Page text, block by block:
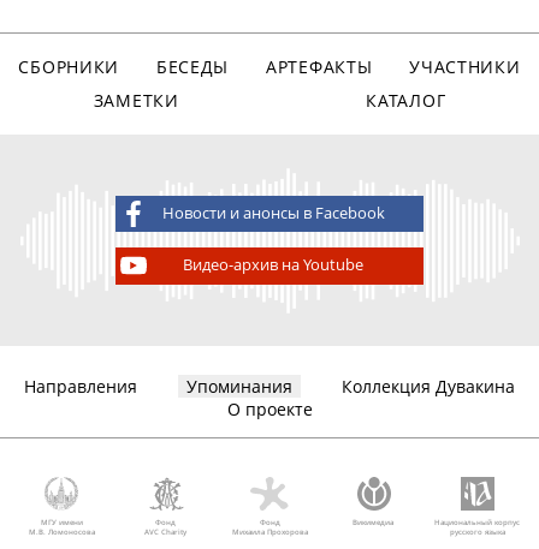
СБОРНИКИ БЕСЕДЫ АРТЕФАКТЫ
УЧАСТНИКИ
ЗАМЕТКИ
КАТАЛОГ
Новости и анонсы в Facebook
Видео-архив на Youtube
Направления Упоминания
Коллекция Дувакина
О проекте
МГУ имени
М.В. Ломоносова
Фонд
AVC Charity
Фонд
Михаила Прохорова
Викимедиа
Национальный корпус
русского языка